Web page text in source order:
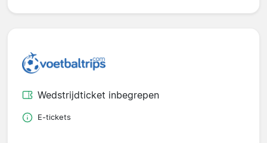
Wedstrijdticket inbegrepen
E-tickets